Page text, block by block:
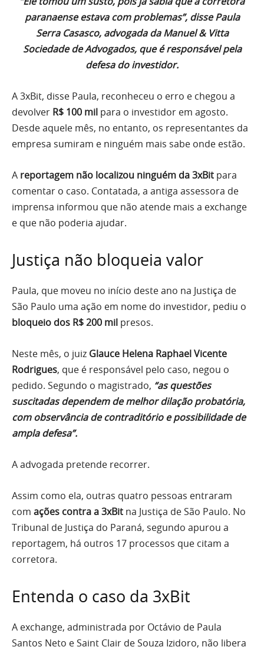
paranaense estava com problemas”, disse Paula
Serra Casasco, advogada da Manuel & Vitta
Sociedade de Advogados, que é responsável pela
defesa do investidor.
A 3xBit, disse Paula, reconheceu o erro e chegou a
devolver R$ 100 mil para o investidor em agosto.
Desde aquele mês, no entanto, os representantes da
empresa sumiram e ninguém mais sabe onde estão.
A reportagem não localizou ninguém da 3xBit para
comentar o caso. Contatada, a antiga assessora de
imprensa informou que não atende mais a exchange
e que não poderia ajudar.
Justiça não bloqueia valor
Paula, que moveu no início deste ano na Justiça de
São Paulo uma ação em nome do investidor, pediu o
bloqueio dos R$ 200 mil presos.
Neste mês, o juiz Glauce Helena Raphael Vicente
Rodrigues, que é responsável pelo caso, negou o
pedido. Segundo o magistrado, “as questões
suscitadas dependem de melhor dilação probatória,
com observância de contraditório e possibilidade de
ampla defesa”.
A advogada pretende recorrer.
Assim como ela, outras quatro pessoas entraram
com ações contra a 3xBit na Justiça de São Paulo. No
Tribunal de Justiça do Paraná, segundo apurou a
reportagem, há outros 17 processos que citam a
corretora.
Entenda o caso da 3xBit
A exchange, administrada por Octávio de Paula
Santos Neto e Saint Clair de Souza Izidoro, não libera